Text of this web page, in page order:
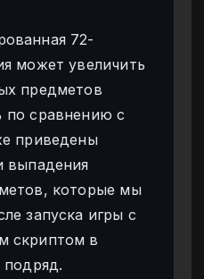
72-
может увеличить
предметов
по сравнению с
приведены
выпадения
которые мы
запуска игры с
скриптом в
подряд.